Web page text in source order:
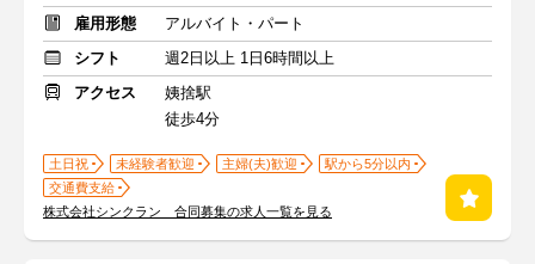
雇用形態
アルバイト・パート
シフト
週2日以上 1日6時間以上
アクセス
姨捨駅
徒歩4分
土日祝 未経験者歓迎 主婦(夫)歓迎
駅から5分以内
交通費支給
株式会社シンクラン 合同募集の求人一覧を見る